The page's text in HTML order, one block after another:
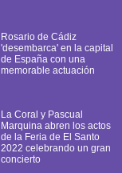
Rosario de Cádiz
'desembarca' en la capital
de España con una
memorable actuación
La Coral y Pascual
Marquina abren los actos
de la Feria de El Santo
2022 celebrando un gran
concierto